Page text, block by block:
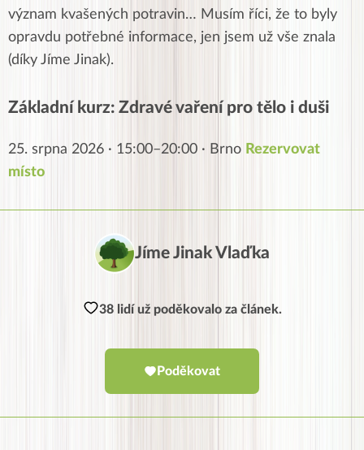
význam kvašených potravin… Musím říci, že to byly
opravdu potřebné informace, jen jsem už vše znala
(díky Jíme Jinak).
Základní kurz: Zdravé vaření pro tělo i duši
25. srpna 2026 · 15:00–20:00 · Brno Rezervovat
místo
Jíme Jinak Vlaďka
38 lidí už poděkovalo za článek.
Poděkovat